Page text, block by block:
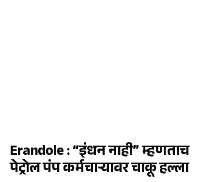
Erandole : “इंधन नाही” म्हणताच
पेट्रोल पंप कर्मचाऱ्यावर चाकू हल्ला